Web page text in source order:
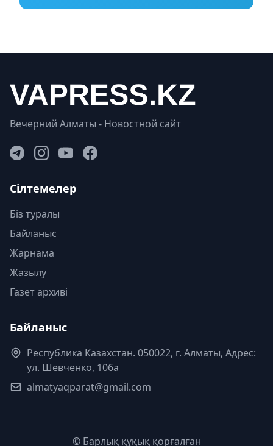
Вечерний Алматы - Новостной сайт
Сілтемелер
Біз туралы
Байланыс
Жарнама
Жазылу
Газет архиві
Байланыс
Республика Казахстан. 050022, г. Алматы, Адрес:
ул. Шевченко, 106а
almatyaqparat@gmail.com
© Барлық құқық қорғалған